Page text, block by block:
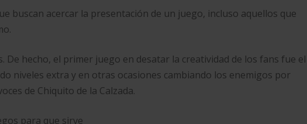
buscan acercar la presentación de un juego, incluso aquellos que
De hecho, el primer juego en desatar la creatividad de los fans fue el
niveles extra y en otras ocasiones cambiando los enemigos por
de Chiquito de la Calzada.